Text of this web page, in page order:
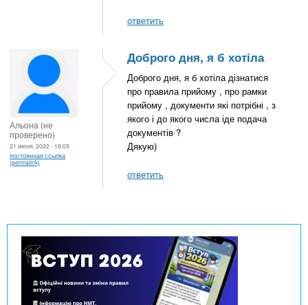
ответить
Альона (не
проверено)
21 июня, 2022 - 16:05
постоянная ссылка
(permalink)
Доброго дня, я б хотіла
Доброго дня, я б хотіла дізнатися
про правила прийому , про рамки
прийому , документи які потрібні , з
якого і до якого числа іде подача
документів ?
Дякую)
ответить